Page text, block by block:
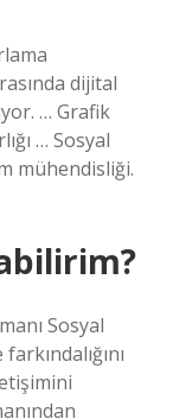
dijital
… Grafik
… Sosyal
mühendisliği.
Sosyal